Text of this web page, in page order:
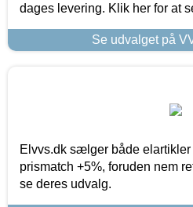
dages levering. Klik her for at
Se udvalget på
Elvvs.dk sælger både
prismatch +5%, foruden nem
se deres udvalg.